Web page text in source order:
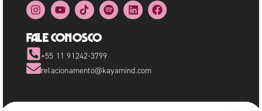
Fale Conosco
+55 11 91242-3799
relacionamento@kayamind.com